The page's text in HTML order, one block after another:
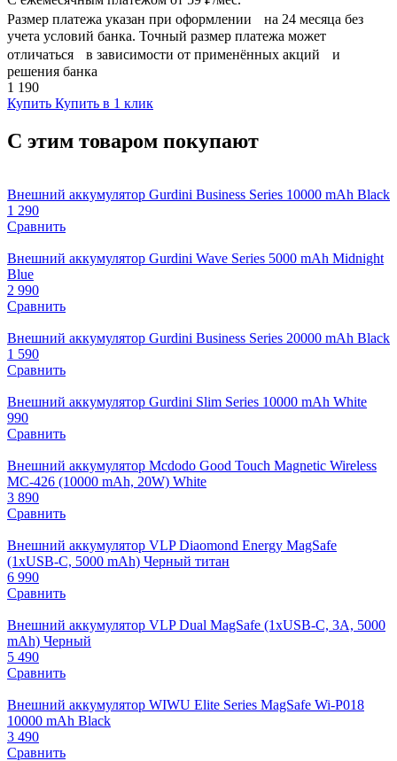
Размер платежа указан при оформлении на 24 месяца без
учета условий банка. Точный размер платежа может
отличаться в зависимости от применённых акций и
решения банка
1 190
Купить Купить в 1 клик
С этим товаром покупают
Внешний аккумулятор Gurdini Business Series 10000 mAh Black
1 290
Сравнить
Внешний аккумулятор Gurdini Wave Series 5000 mAh Midnight
Blue
2 990
Сравнить
Внешний аккумулятор Gurdini Business Series 20000 mAh Black
1 590
Сравнить
Внешний аккумулятор Gurdini Slim Series 10000 mAh White
990
Сравнить
Внешний аккумулятор Mcdodo Good Touch Magnetic Wireless
MC-426 (10000 mAh, 20W) White
3 890
Сравнить
Внешний аккумулятор VLP Diaomond Energy MagSafe
(1xUSB-C, 5000 mAh) Черный титан
6 990
Сравнить
Внешний аккумулятор VLP Dual MagSafe (1xUSB-C, 3A, 5000
mAh) Черный
5 490
Сравнить
Внешний аккумулятор WIWU Elite Series MagSafe Wi-P018
10000 mAh Black
3 490
Сравнить